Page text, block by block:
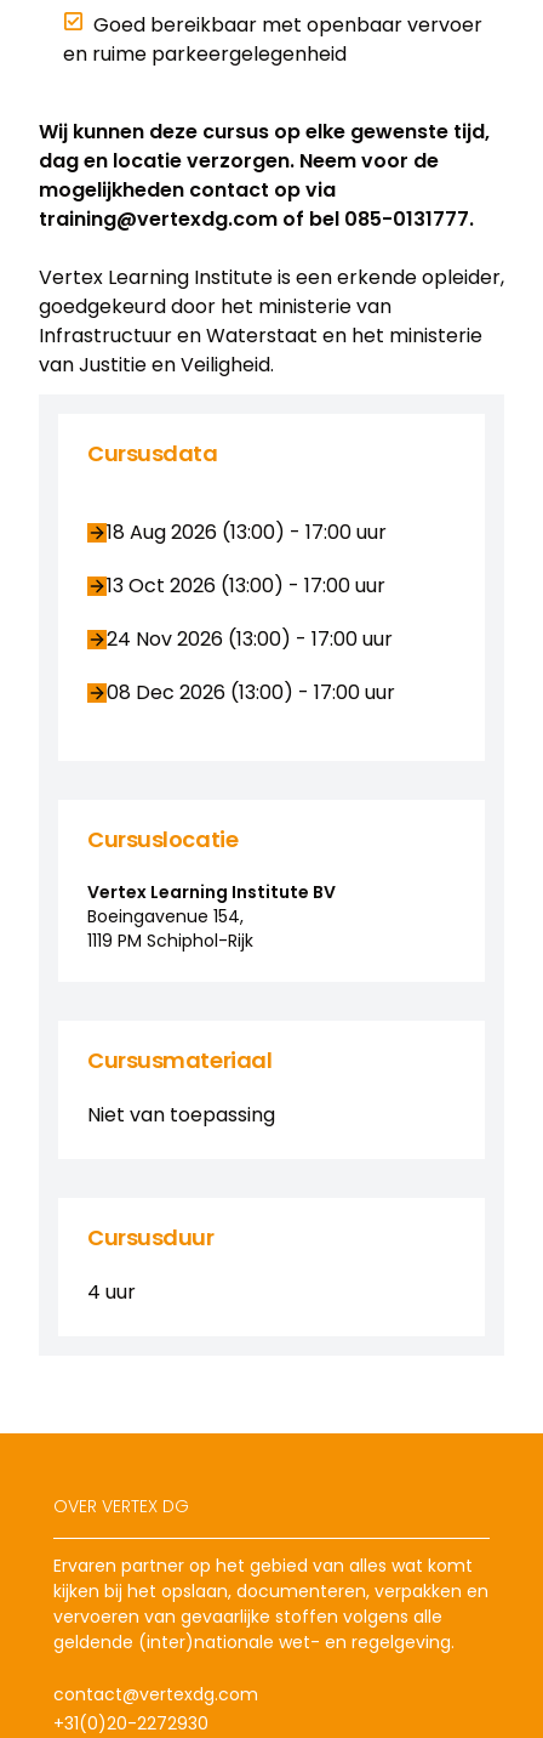
Goed bereikbaar met openbaar vervoer
en ruime parkeergelegenheid
Wij kunnen deze cursus op elke gewenste tijd,
dag en locatie verzorgen. Neem voor de
mogelijkheden contact op via
training@vertexdg.com of bel 085-0131777.
Vertex Learning Institute is een erkende opleider,
goedgekeurd door het ministerie van
Infrastructuur en Waterstaat en het ministerie
van Justitie en Veiligheid.
Cursusdata
18 Aug 2026 (13:00) - 17:00uur
13 Oct 2026 (13:00) - 17:00uur
24 Nov 2026 (13:00) - 17:00uur
08 Dec 2026 (13:00) - 17:00uur
Cursuslocatie
Vertex Learning Institute BV
Boeingavenue 154,
1119 PM Schiphol-Rijk
Cursusmateriaal
Niet van toepassing
Cursusduur
4 uur
OVER VERTEX DG
Ervaren partner op het gebied van alles wat komt
kijken bij het opslaan, documenteren, verpakken en
vervoeren van gevaarlijke stoffen volgens alle
geldende (inter)nationale wet- en regelgeving.
contact@vertexdg.com
+31(0)20-2272930